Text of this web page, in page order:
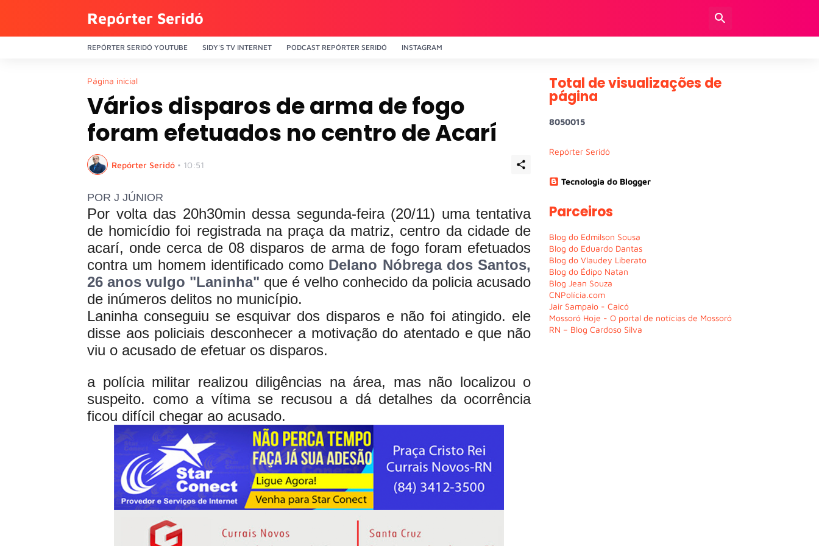
Repórter Seridó
REPÓRTER SERIDÓ YOUTUBE SIDY'S TV INTERNET PODCAST REPÓRTER SERIDÓ INSTAGRAM
Página inicial
Vários disparos de arma de fogo
foram efetuados no centro de Acarí
Repórter Seridó • 10:51
POR J JÚNIOR
Por volta das 20h30min dessa segunda-feira (20/11) uma tentativa
de homicídio foi registrada na praça da matriz, centro da cidade de
acarí, onde cerca de 08 disparos de arma de fogo foram efetuados
contra um homem identificado como Delano Nóbrega dos Santos,
26 anos vulgo "Laninha" que é velho conhecido da policia acusado
de inúmeros delitos no município.
Laninha conseguiu se esquivar dos disparos e não foi atingido. ele
disse aos policiais desconhecer a motivação do atentado e que não
viu o acusado de efetuar os disparos.
a polícia militar realizou diligências na área, mas não localizou o
suspeito. como a vítima se recusou a dá detalhes da ocorrência
ficou difícil chegar ao acusado.
Total de visualizações de
página
8050015
Repórter Seridó
Tecnologia do Blogger
Parceiros
Blog do Edmilson Sousa
Blog do Eduardo Dantas
Blog do Vlaudey Liberato
Blog do Édipo Natan
Blog Jean Souza
CNPolícia.com
Jair Sampaio - Caicó
Mossoró Hoje - O portal de notícias de Mossoró
RN – Blog Cardoso Silva